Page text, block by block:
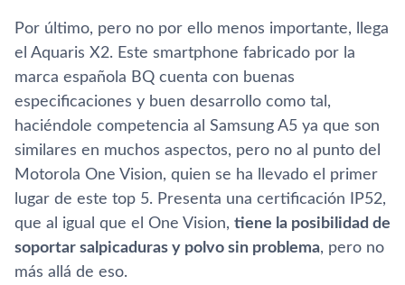
Por último, pero no por ello menos importante, llega
el Aquaris X2. Este smartphone fabricado por la
marca española BQ cuenta con buenas
especificaciones y buen desarrollo como tal,
haciéndole competencia al Samsung A5 ya que son
similares en muchos aspectos, pero no al punto del
Motorola One Vision, quien se ha llevado el primer
lugar de este top 5. Presenta una certificación IP52,
que al igual que el One Vision, tiene la posibilidad de
soportar salpicaduras y polvo sin problema, pero no
más allá de eso.